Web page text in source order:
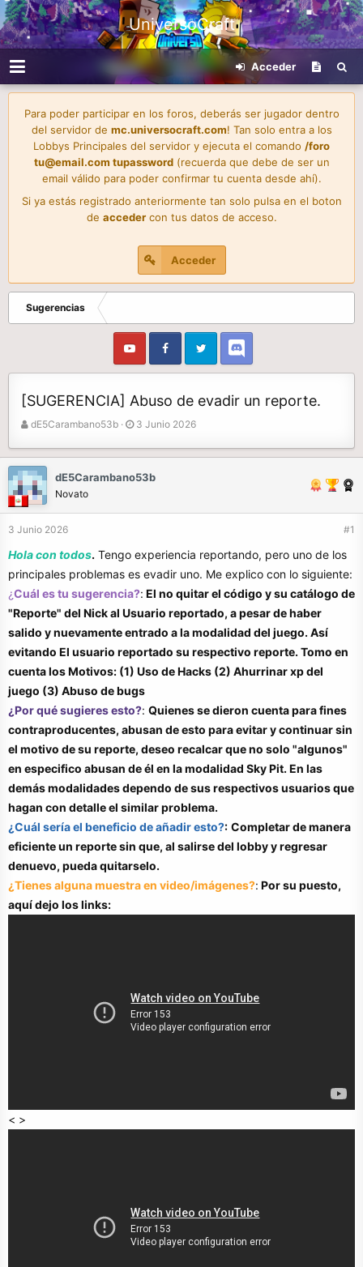
UniversoCraft
Acceder
Para poder participar en los foros, deberás ser jugador dentro
del servidor de mc.universocraft.com! Tan solo entra a los
Lobbys Principales del servidor y ejecuta el comando /foro
tu@email.com tupassword(recuerda que debe de ser un
email válido para poder confirmar tu cuenta desde ahí).
Si ya estás registrado anteriormente tan solo pulsa en el boton
de accedercon tus datos de acceso.
Acceder
Sugerencias
[SUGERENCIA] Abuso de evadir un reporte.
A
o
r
dE5Carambano53b
F
a
e
i
c
i
3 Junio 2026
dE5Carambano53b
Novato
3 Junio 2026 #1
Hola con todos. Tengo experiencia reportando, pero uno de los
principales problemas es evadir uno. Me explico con lo siguiente:
¿Cuál es tu sugerencia?: El no quitar el código y su catálogo de
"Reporte" del Nick al Usuario reportado, a pesar de haber
salido y nuevamente entrado a la modalidad del juego. Así
evitando El usuario reportado su respectivo reporte. Tomo en
cuenta los Motivos: (1) Uso de Hacks (2) Ahurrinar xp del
juego (3) Abuso de bugs
¿Por qué sugieres esto?: Quienes se dieron cuenta para fines
contraproducentes, abusan de esto para evitar y continuar sin
el motivo de su reporte, deseo recalcar que no solo "algunos"
en especifico abusan de él en la modalidad Sky Pit. En las
demás modalidades dependo de sus respectivos usuarios que
hagan con detalle el similar problema.
¿Cuál sería el beneficio de añadir esto?: Completar de manera
eficiente un reporte sin que, al salirse del lobby y regresar
denuevo, pueda quitarselo.
¿Tienes alguna muestra en video/imágenes?: Por su puesto,
aquí dejo los links:
< >